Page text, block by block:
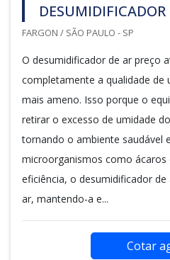
DESUMIDIFICADOR
FARGON / SÃO PAULO - SP
O desumidificador de ar preço
completamente a qualidade de
mais ameno. Isso porque o
retirar o excesso de umidade
tornando o ambiente saudável
microorganismos como ácaros
eficiência, o desumidificador
ar, mantendo-a e...
Cotar